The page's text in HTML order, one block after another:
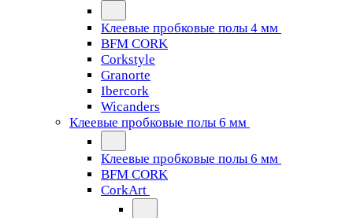
Клеевые пробковые полы 4 мм
BFM CORK
Corkstyle
Granorte
Ibercork
Wicanders
Клеевые пробковые полы 6 мм
Клеевые пробковые полы 6 мм
BFM CORK
CorkArt